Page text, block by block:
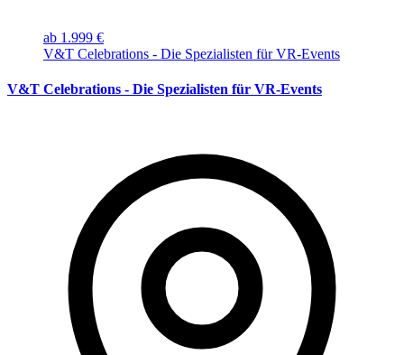
ab 1.999 €
V&T Celebrations - Die Spezialisten für VR-Events
V&T Celebrations - Die Spezialisten für VR-Events